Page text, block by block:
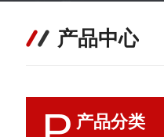
产品中心
产品分类